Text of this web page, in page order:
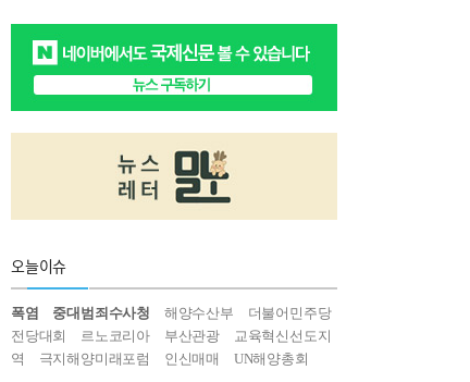
오늘이슈
폭염 중대범죄수사청 해양수산부
더불어민주당
전당대회
르노코리아 부산관광
교육혁신선도지
역
극지해양미래포럼 인신매매 UN해양총회